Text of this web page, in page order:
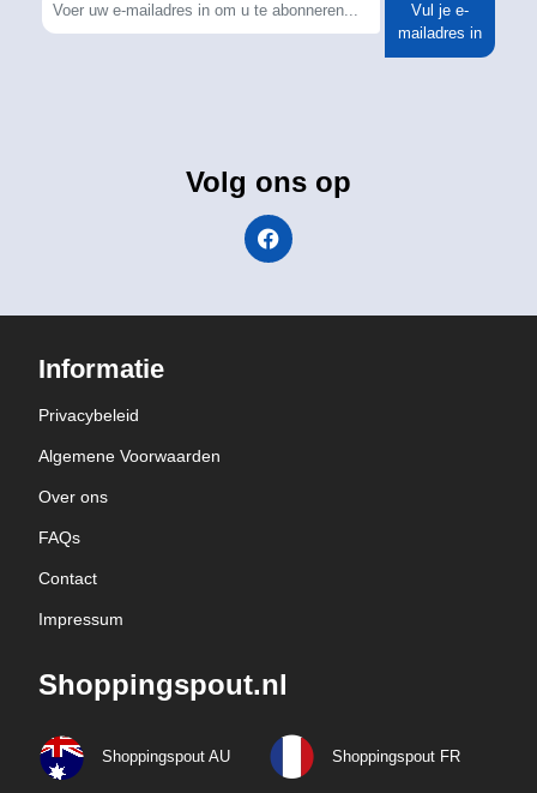
Vul je e-
mailadres in
Volg ons op
Informatie
Privacybeleid
Algemene Voorwaarden
Over ons
FAQs
Contact
Impressum
Shoppingspout.nl
Shoppingspout AU Shoppingspout FR